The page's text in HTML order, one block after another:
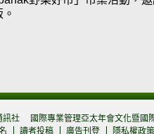
訊社
國際專業管理亞太年會文化暨國
讀者投稿 廣告刊登
隱私權政策